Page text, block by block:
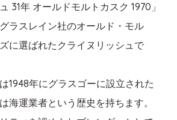
31年 オールドモルトカスク 1970」
ラスレイン社のオールド・モル
に選ばれたクライヌリッシュで
1948年にグラスゴーに設立された
海運業者という歴史を持ちます。